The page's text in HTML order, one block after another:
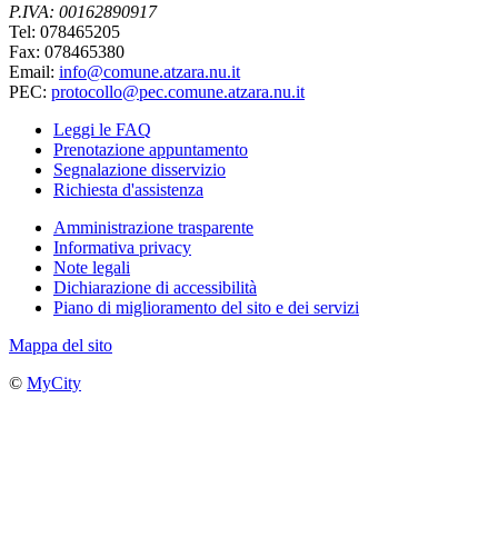
P.IVA: 00162890917
Tel: 078465205
Fax: 078465380
Email: info@comune.atzara.nu.it
PEC: protocollo@pec.comune.atzara.nu.it
Leggi le FAQ
Prenotazione appuntamento
Segnalazione disservizio
Richiesta d'assistenza
Amministrazione trasparente
Informativa privacy
Note legali
Dichiarazione di accessibilità
Piano di miglioramento del sito e dei servizi
Mappa del sito
© MyCity